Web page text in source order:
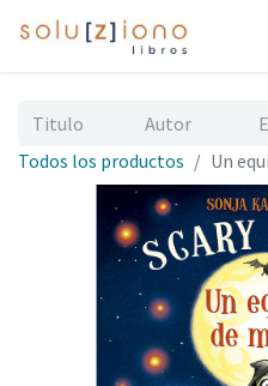
Todos los productos Un